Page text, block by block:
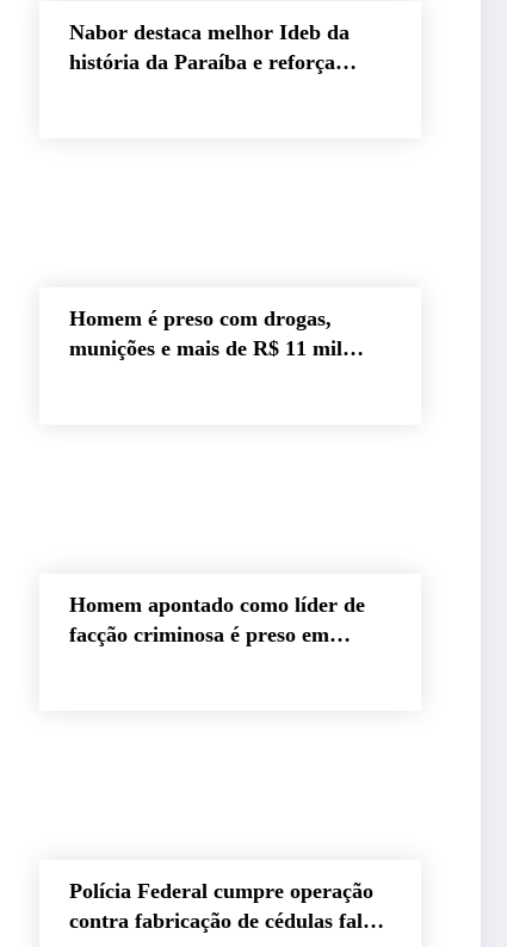
Nabor destaca melhor Ideb da
história da Paraíba e reforça
Homem é preso com drogas,
munições e mais de R$ 11 mil
Homem apontado como líder de
facção criminosa é preso em
Polícia Federal cumpre operação
contra fabricação de cédulas falsas